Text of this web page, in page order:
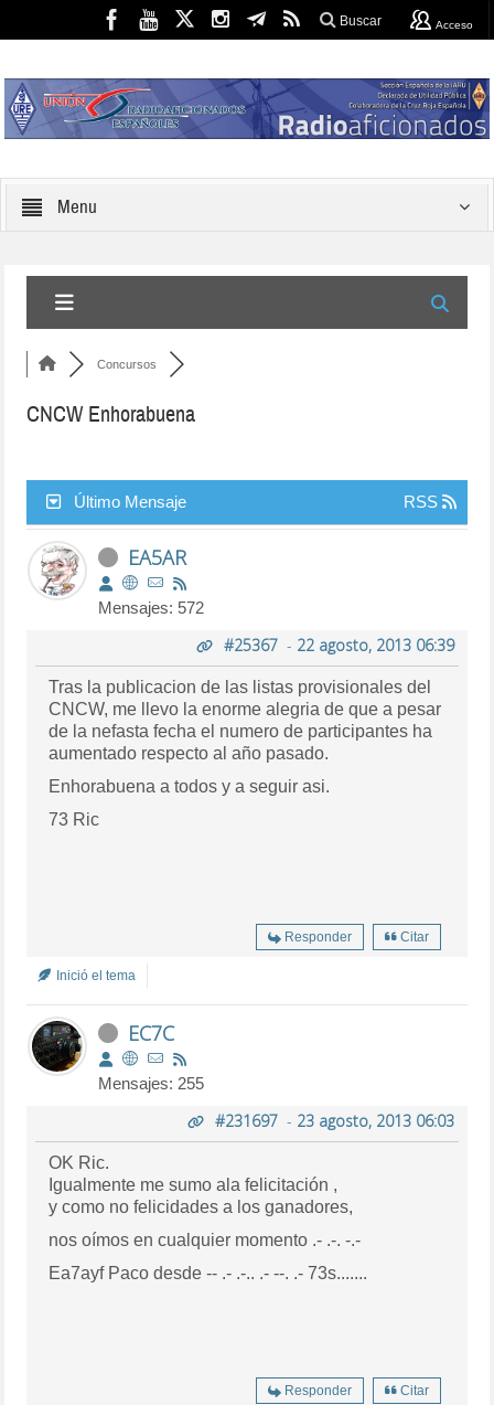
Buscar Acceso
Menu
Concursos
CNCW Enhorabuena
Último Mensaje RSS
EA5AR
Mensajes: 572
#25367- 22 agosto, 2013 06:39
Tras la publicacion de las listas provisionales del
CNCW, me llevo la enorme alegria de que a pesar
de la nefasta fecha el numero de participantes ha
aumentado respecto al año pasado.
Enhorabuena a todos y a seguir asi.
73 Ric
Responder Citar
Inició el tema
EC7C
Mensajes: 255
#231697- 23 agosto, 2013 06:03
OK Ric.
Igualmente me sumo ala felicitación ,
y como no felicidades a los ganadores,
nos oímos en cualquier momento .- .-. -.-
Ea7ayf Paco desde -- .- .-.. .- --. .- 73s.......
Responder Citar